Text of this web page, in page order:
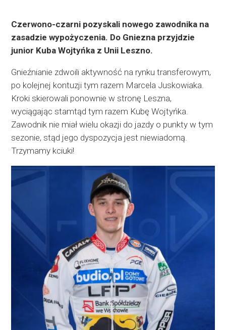
Czerwono-czarni pozyskali nowego zawodnika na
zasadzie wypożyczenia. Do Gniezna przyjdzie
junior Kuba Wojtyńka z Unii Leszno.
Gnieźnianie zdwoili aktywność na rynku transferowym,
po kolejnej kontuzji tym razem Marcela Juskowiaka.
Kroki skierowali ponownie w stronę Leszna,
wyciągając stamtąd tym razem Kubę Wojtyńka.
Zawodnik nie miał wielu okazji do jazdy o punkty w tym
sezonie, stąd jego dyspozycja jest niewiadomą.
Trzymamy kciuki!